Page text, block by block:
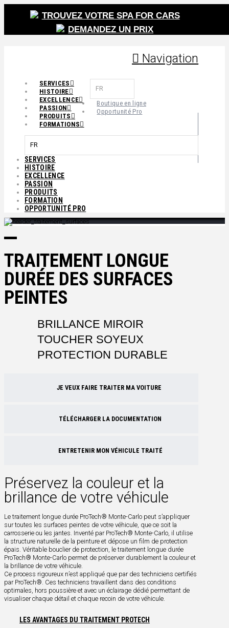
TROUVEZ VOTRE SPA FOR CARS
DEMANDEZ UN PRIX
Navigation
SERVICES
HISTOIRE
EXCELLENCE
PASSION
PRODUITS
FORMATIONS
FR
Boutique en ligne
Opportunité Pro
FR
SERVICES
HISTOIRE
EXCELLENCE
PASSION
PRODUITS
FORMATION
OPPORTUNITÉ PRO
TRAITEMENT LONGUE
DURÉE DES SURFACES
PEINTES
BRILLANCE MIROIR
TOUCHER SOYEUX
PROTECTION DURABLE
JE VEUX FAIRE TRAITER MA VOITURE
TÉLÉCHARGER LA DOCUMENTATION
ENTRETENIR MON VÉHICULE TRAITÉ
Préservez la couleur et la
brillance de votre véhicule
Le traitement longue durée ProTech® Monte-Carlo peut s’appliquer
sur toutes les surfaces peintes de votre véhicule, que ce soit la
carrosserie ou les jantes. Inventé par ProTech® Monte-Carlo, il utilise
la structure naturelle de la peinture et dépose un film de protection
épais. Véritable bouclier de protection, le traitement longue durée
ProTech® Monte-Carlo permet de préserver durablement la couleur et
la brillance de votre véhicule.
Ce process rigoureux n’est appliqué que par des techniciens certifiés
par ProTech®. Ces techniciens travaillent dans des conditions
optimales, hors poussière et avec un éclairage dédié permettant de
visualiser chaque détail et chaque recoin de votre véhicule.
LES AVANTAGES DU TRAITEMENT PROTECH